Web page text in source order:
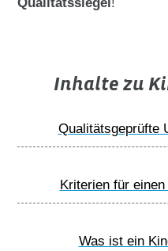
Qualitätssiegel !
Inhalte zu
Qualitätsgeprüfte
Kriterien für
Was ist ein